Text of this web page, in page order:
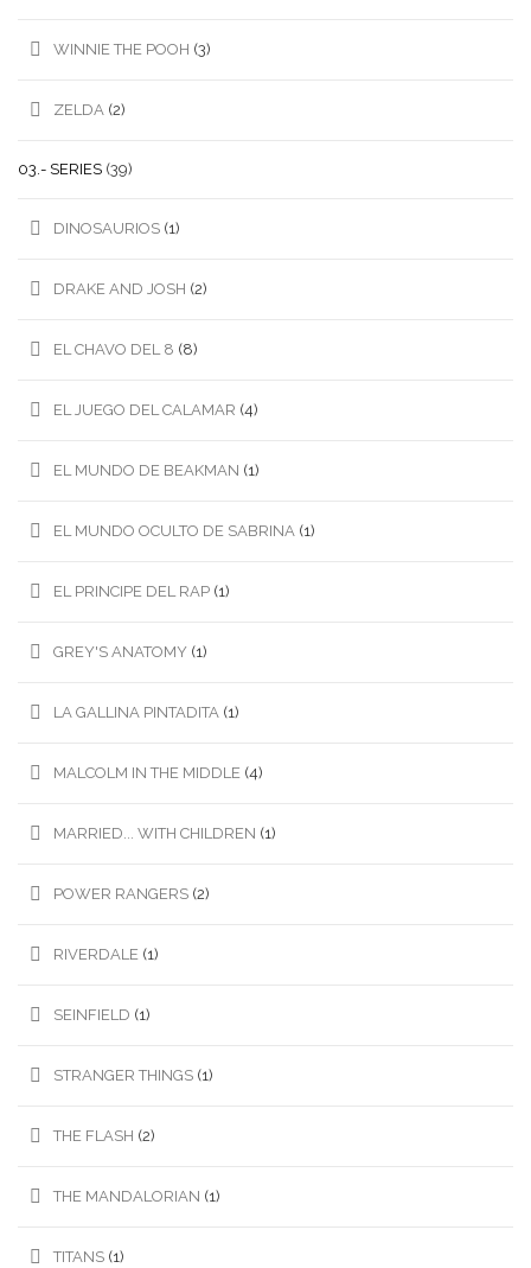
WINNIE THE POOH (3)
ZELDA (2)
03.- SERIES (39)
DINOSAURIOS (1)
DRAKE AND JOSH (2)
EL CHAVO DEL 8 (8)
EL JUEGO DEL CALAMAR (4)
EL MUNDO DE BEAKMAN (1)
EL MUNDO OCULTO DE SABRINA (1)
EL PRINCIPE DEL RAP (1)
GREY'S ANATOMY (1)
LA GALLINA PINTADITA (1)
MALCOLM IN THE MIDDLE (4)
MARRIED... WITH CHILDREN (1)
POWER RANGERS (2)
RIVERDALE (1)
SEINFIELD (1)
STRANGER THINGS (1)
THE FLASH (2)
THE MANDALORIAN (1)
TITANS (1)